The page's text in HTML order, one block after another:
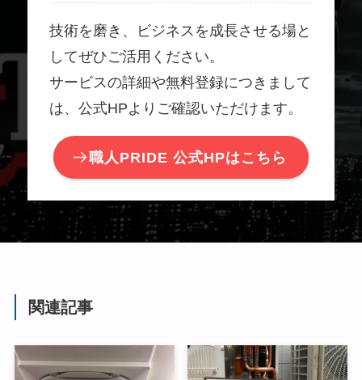
技術を磨き、ビジネスを成長させる場と
してぜひご活用ください。
サービスの詳細や無料登録につきまして
は、公式HPよりご確認いただけます。
職人PRIDE 公式HPはこちら
関連記事